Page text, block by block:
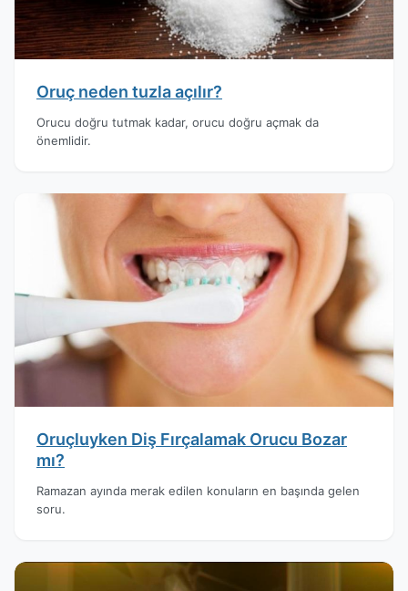
Oruç neden tuzla açılır?
Orucu doğru tutmak kadar, orucu doğru açmak da
önemlidir.
Oruçluyken Diş Fırçalamak Orucu Bozar
mı?
Ramazan ayında merak edilen konuların en başında gelen
soru.